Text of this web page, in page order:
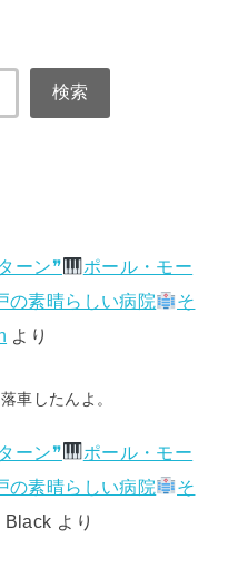
検索
ーン❞
ポール・モー
の素晴らしい病院
そ
より
車したんよ。
ーン❞
ポール・モー
の素晴らしい病院
そ
Black より